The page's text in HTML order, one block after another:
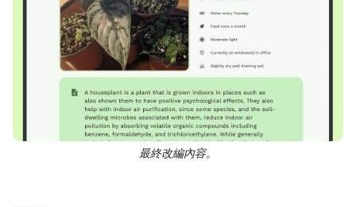
最終改編內容。